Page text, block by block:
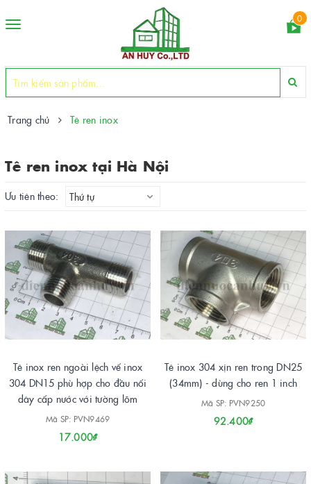
Toggle
0
Trang chủ Tê ren inox
Tê ren inox tại Hà Nội
Ưu tiên theo: Thứ tự
Tê inox ren ngoài lệch vế inox
304 DN15 phù hợp cho đầu nối
dây cấp nước với tường lõm
Mã SP: PVN9469
17.000₫
Tê inox 304 xịn ren trong DN25
(34mm) - dùng cho ren 1 inch
Mã SP: PVN9250
92.400₫